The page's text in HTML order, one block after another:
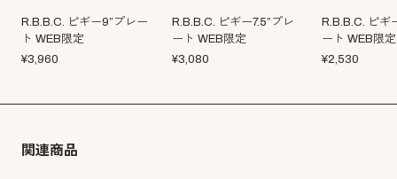
R.B.B.C. ピギー9”プレー
ト WEB限定
¥3,960
R.B.B.C. ピギー7.5”プレ
ート WEB限定
¥3,080
R.B.B.C. ピギ
ート WEB限定
¥2,530
関連商品